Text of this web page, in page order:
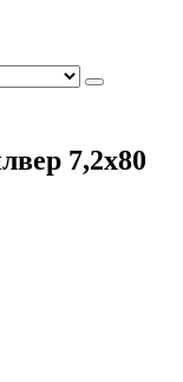
7,2х80